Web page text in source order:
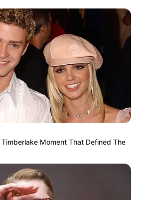
Moment That Defined The